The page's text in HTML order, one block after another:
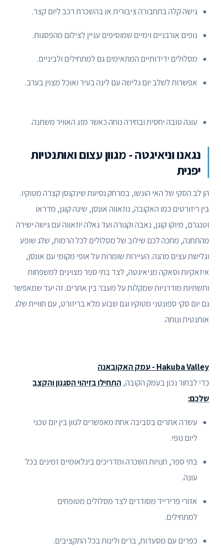
גישה קלה בתחבורה ציבורית או בהשכרת רכב ליום קצר.
נופים אורבניים וימיים שמוסיפים עניין לצילום מהפסגות.
מסלולים ידידותיים המתאימים גם למתחילים ולביניים.
אפשרות לשלב יום גלישה עם לינה בעיר ואוכל מצוין בערב.
עונה טובה יחסית ובחירה נוחה כאשר מזג האוויר משתנה.
נגאנו וניאיגטה - מגוון עצום ואותנטיות
יפנית
הן לב הסקי של האי הונשו, במרחק נסיעת שינקנסן קצרה מטוקיו.
בין ריזורטים כמו האקובה, נוזאווה אונסן, שיגה קוגן, מדראו
וטנגרם, מיוקו קוגן, נאבה וקגורה ועד גאלה יוזאווה עם גישה ישירה
מהתחנה, מחכה לכם שילוב של מסלולים לכל הרמות, שלג שופע
וגלישת עצים מהנה. העיירות שומרות על אופי מקומי עם אונסן,
איזאקיות וסאקה מניאיגטה, לצד בתי ספר מצוינים למשפחות
ותשתיות מודרניות שמקלות על מעבר בין אתרים. זה יעד שמאפשר
גם יום סקי ספונטני מטוקיו וגם שבוע מלא בריזורט, עם חוויית שלג
אותנטית ונוחה.
Hakuba Valley - עמק האקובאנה
כדי לבחור נכון בעמק הקובה, התחילו בזיהוי הסגנון והקצב
שלכם:
עשרה אתרים בסביבה אחת מאפשרים לגוון בין יום טכני
ליום נופי.
בתי ספר, חנויות השכרה ומדריכים בינלאומיים זמינים בכל
עונה.
אזורי פרירייד מסודרים לצד מסלולים מטופחים
למתחילים.
כפרים עם מסעדות, ברים ולינות בכל התקציבים.